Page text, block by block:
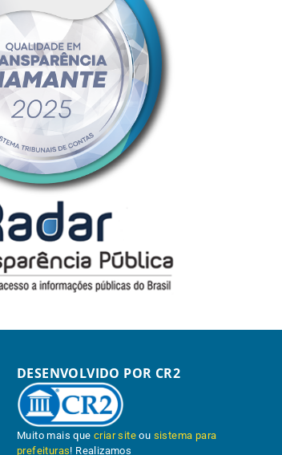
DESENVOLVIDO POR CR2
Muito mais quecriar site ou sistema para
prefeituras! Realizamos